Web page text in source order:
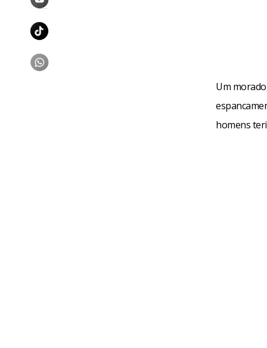
Um
homens